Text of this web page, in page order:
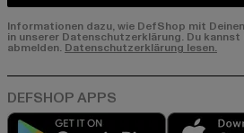
Informationen dazu, wie DefShop mit
in unserer Datenschutzerklärung. Du
abmelden. Datenschutzerklärung lesen.
Play